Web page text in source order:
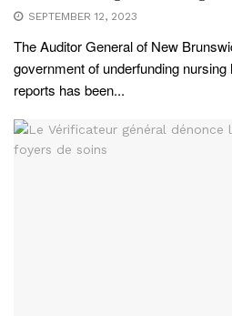
SEPTEMBER 12, 2023
The Auditor General of New
government of underfunding
reports has been...